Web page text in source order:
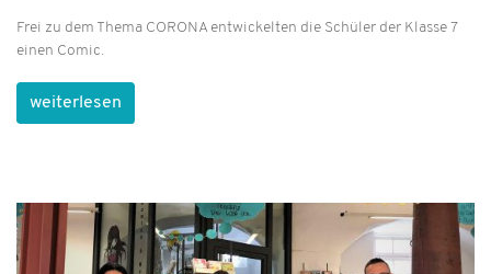
Frei zu dem Thema CORONA entwickelten die Schüler der Klasse 7
einen Comic.
weiterlesen